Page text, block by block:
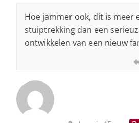
Hoe jammer ook, dit is meer
stuiptrekking dan een
ontwikkelen van een nieuw